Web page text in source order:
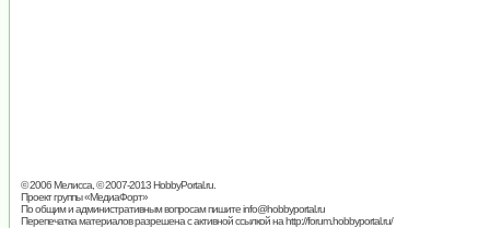
© 2006 Мелисса, © 2007-2013HobbyPortal.ru
Проект группы «МедиаФорт»
По общим и административным вопросам пишитеinfo@hobbyportal.ru
Перепечатка материалов разрешена с активной ссылкой на http://forum.hobbyportal.ru/